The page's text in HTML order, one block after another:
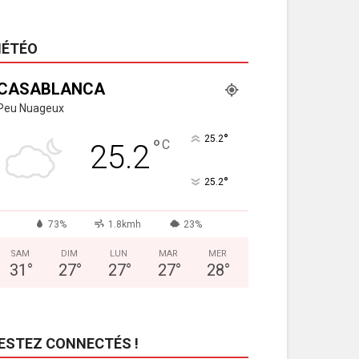
Nuageux
25.2°C 25.2°
25.2°
73% 1.8kmh 23%
SAM
31 °
DIM
27°
LUN
27°
MAR
27°
MER
28°
CONNECTÉS !